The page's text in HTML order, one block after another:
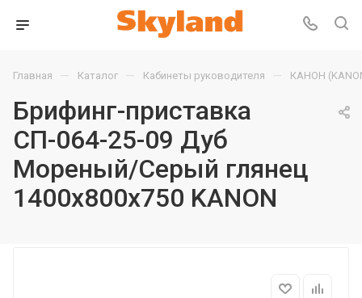
Главная — Каталог — Кабинеты руководителя — КАНОН
Брифинг-приставка
СП-064-25-09 Дуб
Мореный/Серый глянец
1400х800х750 KANON